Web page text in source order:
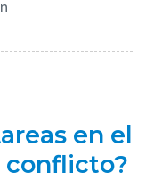
en el
conflicto?